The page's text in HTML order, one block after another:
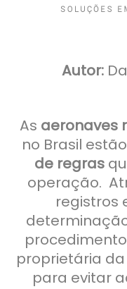
Autor:
As aeronaves
no Brasil
de regras
operação.
registros
proprietária
para evitar